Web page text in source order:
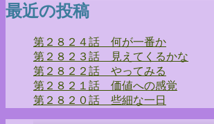
最近の投稿
第２８２４話 何が一番か
第２８２３話 見えてくるかな
第２８２２話 やってみる
第２８２１話 価値への感覚
第２８２０話 些細な一日